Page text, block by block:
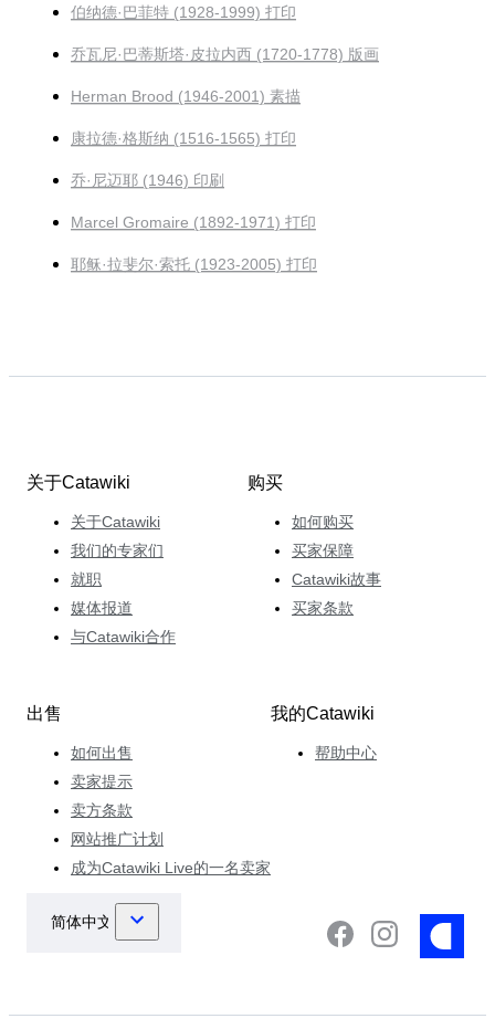
伯纳德·巴菲特 (1928-1999) 打印
乔瓦尼·巴蒂斯塔·皮拉内西 (1720-1778) 版画
Herman Brood (1946-2001) 素描
康拉德·格斯纳 (1516-1565) 打印
乔·尼迈耶 (1946) 印刷
Marcel Gromaire (1892-1971) 打印
耶稣·拉斐尔·索托 (1923-2005) 打印
关于Catawiki
关于Catawiki
我们的专家们
就职
媒体报道
与Catawiki合作
购买
如何购买
买家保障
Catawiki故事
买家条款
出售
如何出售
卖家提示
卖方条款
网站推广计划
成为Catawiki Live的一名卖家
我的Catawiki
帮助中心